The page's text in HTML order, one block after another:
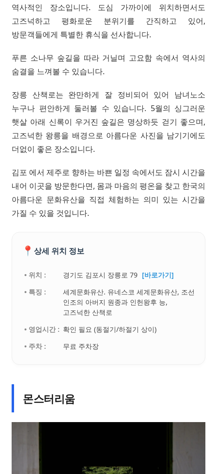
역사적인 장소입니다. 도심 가까이에 위치하면서도
고즈넉하고 평화로운 분위기를 간직하고 있어,
방문객들에게 특별한 휴식을 선사합니다.
푸른 소나무 숲길을 따라 거닐며 고요함 속에서 역사의
숨결을 느껴볼 수 있습니다.
장릉 산책로는 완만하게 잘 정비되어 있어 남녀노소
누구나 편안하게 둘러볼 수 있습니다. 5월의 싱그러운
햇살 아래 신록이 우거진 숲길은 명상하듯 걷기 좋으며,
고즈넉한 왕릉을 배경으로 아름다운 사진을 남기기에도
더없이 좋은 장소입니다.
김포 에서 제주로 향하는 바쁜 일정 속에서도 잠시 시간을
내어 이곳을 방문한다면, 몸과 마음의 평온을 찾고 한국의
아름다운 문화유산을 직접 체험하는 의미 있는 시간을
가질 수 있을 것입니다.
📍 상세 위치 정보
• 위치 : 경기도 김포시 장릉로 79 [바로가기]
• 특징 :
세계문화유산. 유네스코 세계문화유산, 조선
인조의 아버지 원종과 인헌왕후 능,
고즈넉한 산책로
• 영업시간 : 확인 필요 (동절기/하절기 상이)
• 주차 :
무료 주차장
몬스터리움